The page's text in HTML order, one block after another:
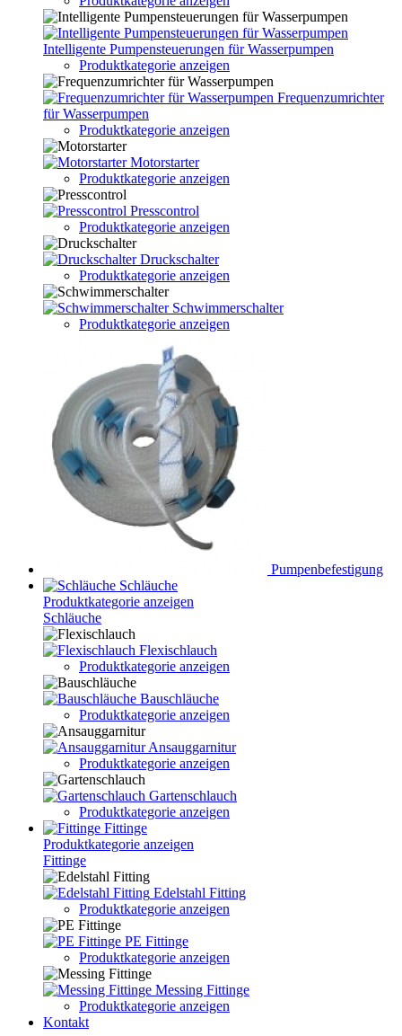
Intelligente Pumpensteuerungen für Wasserpumpen
Produktkategorie anzeigen
Frequenzumrichter
für Wasserpumpen
Produktkategorie anzeigen
Motorstarter
Produktkategorie anzeigen
Presscontrol
Produktkategorie anzeigen
Druckschalter
Produktkategorie anzeigen
Schwimmerschalter
Produktkategorie anzeigen
Pumpenbefestigung
Schläuche
Produktkategorie anzeigen
Schläuche
Flexischlauch
Produktkategorie anzeigen
Bauschläuche
Produktkategorie anzeigen
Ansauggarnitur
Produktkategorie anzeigen
Gartenschlauch
Produktkategorie anzeigen
Fittinge
Produktkategorie anzeigen
Fittinge
Edelstahl Fitting
Produktkategorie anzeigen
PE Fittinge
Produktkategorie anzeigen
Messing Fittinge
Produktkategorie anzeigen
Kontakt